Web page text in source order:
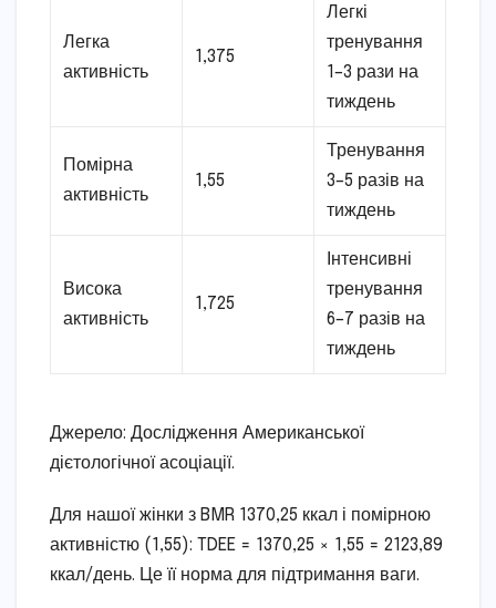
Легка
активність
1,375
Легкі
тренування
1–3 рази на
тиждень
Помірна
активність
1,55
Тренування
3–5 разів на
тиждень
Висока
активність
1,725
Інтенсивні
тренування
6–7 разів на
тиждень
Джерело: Дослідження Американської
дієтологічної асоціації.
Для нашої жінки з BMR 1370,25 ккал і помірною
активністю (1,55): TDEE = 1370,25 × 1,55 = 2123,89
ккал/день. Це її норма для підтримання ваги.